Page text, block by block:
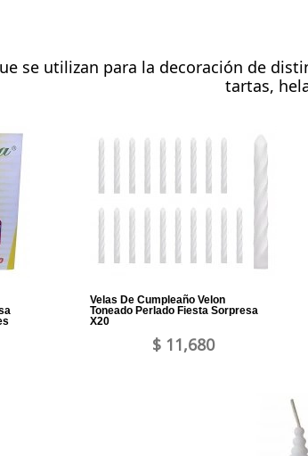
se utilizan para la decoración de
tartas,
Velas De Cumpleaño Velon
Toneado Perlado Fiesta Sorpresa
X20
$ 11,680